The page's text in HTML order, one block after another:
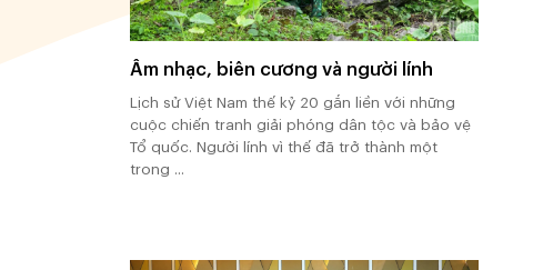
Âm nhạc, biên cương và người lính
Lịch sử Việt Nam thế kỷ 20 gắn liền với những
cuộc chiến tranh giải phóng dân tộc và bảo vệ
Tổ quốc. Người lính vì thế đã trở thành một
trong ...